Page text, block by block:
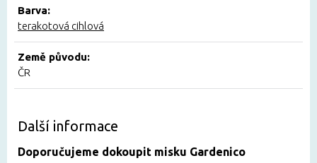
Barva:
terakotová cihlová
Země původu:
ČR
Další informace
Doporučujeme dokoupit misku Gardenico